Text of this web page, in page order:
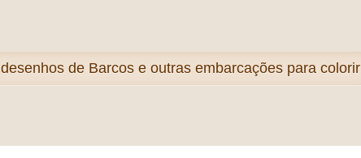
desenhos de Barcos e outras embarcações para colorir